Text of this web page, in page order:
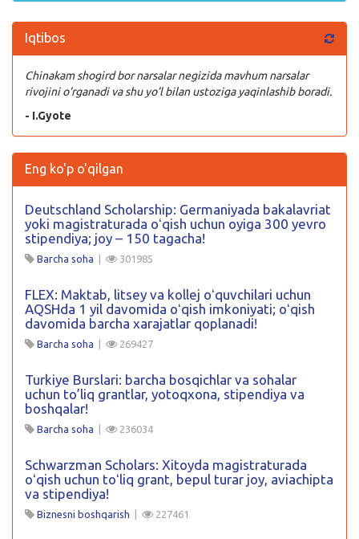
Iqtibos
Chinakam shogird bor narsalar negizida mavhum narsalar
rivojini o’rganadi va shu yo’l bilan ustoziga yaqinlashib boradi.
- I.Gyote
Eng ko'p o'qilgan
Deutschland Scholarship: Germaniyada bakalavriat
yoki magistraturada oʻqish uchun oyiga 300 yevro
stipendiya; joy – 150 tagacha!
Barcha soha | 301985
FLEX: Maktab, litsey va kollej oʻquvchilari uchun
AQSHda 1 yil davomida oʻqish imkoniyati; oʻqish
davomida barcha xarajatlar qoplanadi!
Barcha soha | 269427
Turkiye Burslari: barcha bosqichlar va sohalar
uchun to’liq grantlar, yotoqxona, stipendiya va
boshqalar!
Barcha soha | 236034
Schwarzman Scholars: Xitoyda magistraturada
oʻqish uchun toʻliq grant, bepul turar joy, aviachipta
va stipendiya!
Biznesni boshqarish | 227461